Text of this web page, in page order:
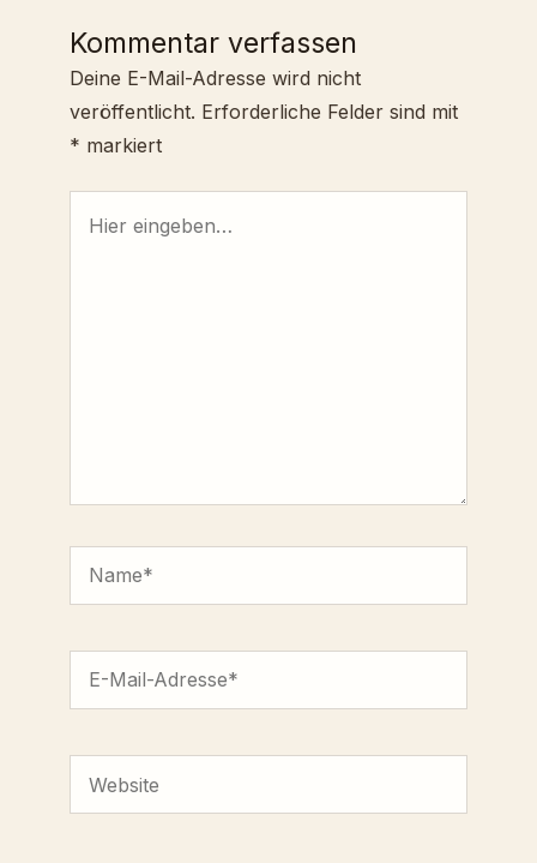
Kommentar verfassen
Deine E-Mail-Adresse wird nicht
veröffentlicht. Erforderliche Felder sind mit
* markiert
eingeben…